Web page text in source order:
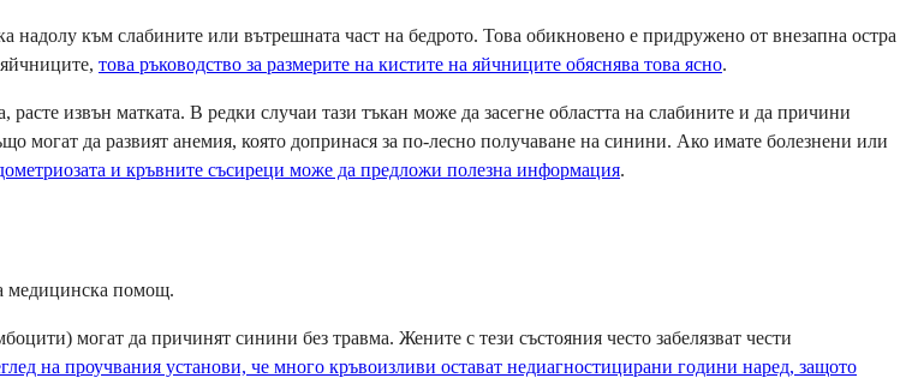
към слабините или вътрешната част на бедрото. Това обикновено е придружено от внезапна остра
това ръководство за размерите на кистите на яйчниците обяснява това ясно.
извън матката. В редки случаи тази тъкан може да засегне областта на слабините и да причини
могат да развият анемия, която допринася за по-лесно получаване на синини. Ако имате болезнени или
и кръвните съсиреци може да предложи полезна информация.
медицинска помощ.
могат да причинят синини без травма. Жените с тези състояния често забелязват чести
на проучвания установи, че много кръвоизливи остават недиагностицирани години наред, защото